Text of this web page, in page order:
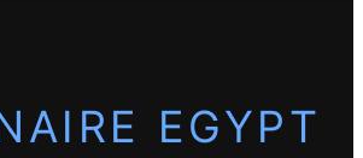
EGYPT